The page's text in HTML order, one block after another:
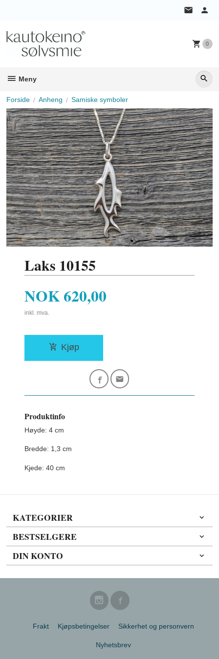
0
Meny
Forside Anheng Samiske symboler
Laks 10155
Pris
NOK620,00
inkl. mva.
Kjøp
Produktinfo
Høyde: 4 cm
Bredde: 1,3 cm
Kjede: 40 cm
KATEGORIER
BESTSELGERE
DIN KONTO
Frakt Kjøpsbetingelser Sikkerhet og personvern
Nyhetsbrev